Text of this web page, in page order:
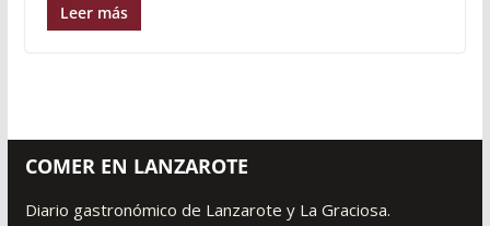
Leer más
COMER EN LANZAROTE
Diario gastronómico de Lanzarote y La Graciosa.